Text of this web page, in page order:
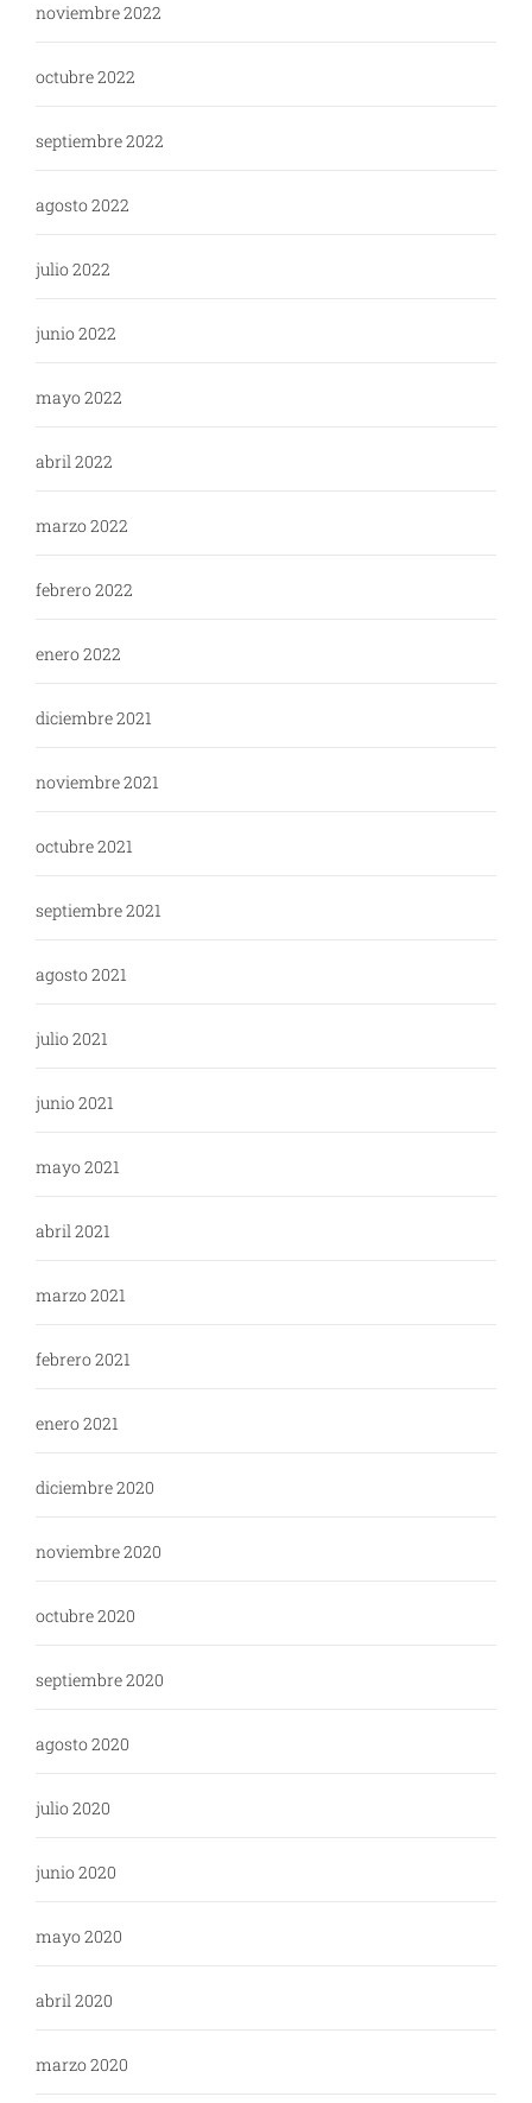
noviembre 2022
octubre 2022
septiembre 2022
agosto 2022
julio 2022
junio 2022
mayo 2022
abril 2022
marzo 2022
febrero 2022
enero 2022
diciembre 2021
noviembre 2021
octubre 2021
septiembre 2021
agosto 2021
julio 2021
junio 2021
mayo 2021
abril 2021
marzo 2021
febrero 2021
enero 2021
diciembre 2020
noviembre 2020
octubre 2020
septiembre 2020
agosto 2020
julio 2020
junio 2020
mayo 2020
abril 2020
marzo 2020